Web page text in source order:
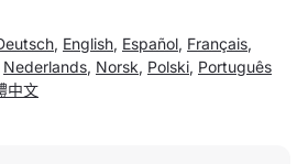
, English, Español, Français,
Nederlands, Norsk, Polski, Português
中文